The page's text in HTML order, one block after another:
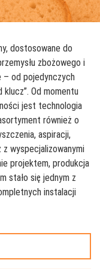
dostosowane do
zbożowego i
– od pojedynczych
Od momentu
jest technologia
również o
aspiracji,
wyspecjalizowanymi
projektem, produkcja
stało się jednym z
instalacji